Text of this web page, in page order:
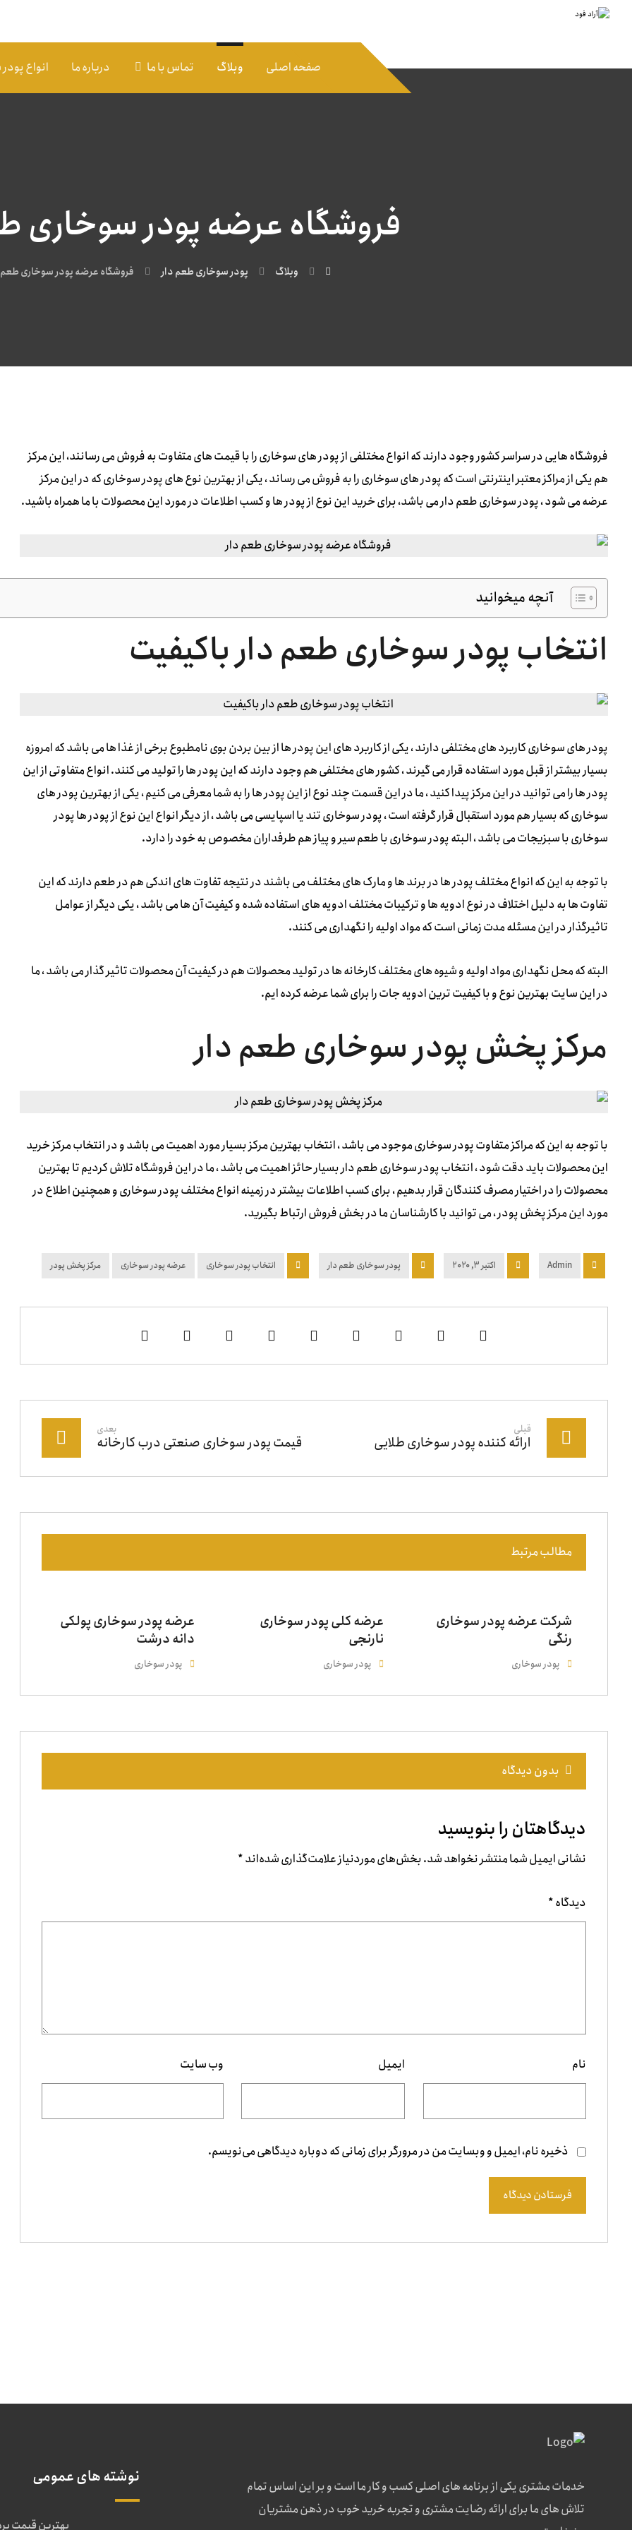
صفحه اصلی وبلاگ تماس با ما درباره ما انواع
فروشگاه عرضه پودر سوخاری
وبلاگ پودر سوخاری طعم دار فروشگاه عرضه پودر سوخاری طعم
فروشگاه هایی در سراسر کشور وجود دارند که انواع مختلفی از پودر های سوخاری را با قیمت های متفاوت به فروش می رسانند، این مرکز
هم یکی از مراکز معتبر اینترنتی است که پودر های سوخاری را به فروش می رساند ، یکی از بهترین نوع های پودر سوخاری که در این مرکز
عرضه می شود ، پودر سوخاری طعم دار می باشد، برای خرید این نوع از پودر ها و کسب اطلاعات در مورد این محصولات با ما همراه باشید.
آنچه میخوانید
انتخاب پودر سوخاری طعم دار باکیفیت
پودر های سوخاری کاربرد های مختلفی دارند ، یکی از کاربرد های این پودر ها از بین بردن بوی نامطبوع برخی از غذا ها می باشد که امروزه
بسیار بیشتر از قبل مورد استفاده قرار می گیرند ، کشور های مختلفی هم وجود دارند که این پودر ها را تولید می کنند. انواع متفاوتی از این
پودر ها را می توانید در این مرکز پیدا کنید ، ما در این قسمت چند نوع از این پودر ها را به شما معرفی می کنیم ، یکی از بهترین پودر های
سوخاری که بسیار هم مورد استقبال قرار گرفته است ، پودر سوخاری تند یا اسپایسی می باشد ، از دیگر انواع این نوع از پودر ها پودر
سوخاری با سبزیجات می باشد ، البته پودر سوخاری با طعم سیر و پیاز هم طرفداران مخصوص به خود را دارد.
با توجه به این که انواع مختلف پودر ها در برند ها و مارک های مختلف می باشند در نتیجه تفاوت های اندکی هم در طعم دارند که این
تفاوت ها به دلیل اختلاف در نوع ادویه ها و ترکیبات مختلف ادویه های استفاده شده و کیفیت آن ها می باشد ، یکی دیگر از عوامل
تاثیرگذار در این مسئله مدت زمانی است که مواد اولیه را نگهداری می کنند.
البته که محل نگهداری مواد اولیه و شیوه های مختلف کارخانه ها در تولید محصولات هم در کیفیت آن محصولات تاثیر گذار می باشد ، ما
در این سایت بهترین نوع و با کیفیت ترین ادویه جات را برای شما عرضه کرده ایم.
مرکز پخش پودر سوخاری طعم دار
با توجه به این که مراکز متفاوت پودر سوخاری موجود می باشد ، انتخاب بهترین مرکز بسیار مورد اهمیت می باشد و در انتخاب مرکز خرید
این محصولات باید دقت شود ، انتخاب پودر سوخاری طعم دار بسیار حائز اهمیت می باشد ، ما در این فروشگاه تلاش کردیم تا بهترین
محصولات را در اختیار مصرف کنندگان قرار بدهیم ، برای کسب اطلاعات بیشتر در زمینه انواع مختلف پودر سوخاری و همچنین اطلاع در
مورد این مرکز پخش پودر ، می توانید با کارشناسان ما در بخش فروش ارتباط بگیرید.
Admin اکتبر ۳, ۲۰۲۰ پودر سوخاری طعم دار انتخاب پودر سوخاری عرضه پودر سوخاری مرکز پخش پودر
قبلی
ارائه کننده پودر سوخاری طلایی
بعدی
قیمت پودر سوخاری صنعتی درب کارخانه
مطالب مرتبط
شرکت عرضه پودر سوخاری
رنگی
پودر سوخاری
عرضه کلی پودر سوخاری
نارنجی
پودر سوخاری
عرضه پودر سوخاری پولکی
دانه درشت
پودر سوخاری
بدون دیدگاه
دیدگاهتان را بنویسید
نشانی ایمیل شما منتشر نخواهد شد.بخش‌های موردنیاز علامت‌گذاری شده‌اند*
دیدگاه*
نام ایمیل وب‌ سایت
ذخیره نام، ایمیل و وبسایت من در مرورگر برای زمانی که دوباره دیدگاهی می‌نویسم.
فرستادن دیدگاه
خدمات مشتری یکی از برنامه های اصلی کسب و کار ما است و بر این اساس تمام
تلاش های ما برای ارائه رضایت مشتری و تجربه خرید خوب در ذهن مشتریان
نوشته های عمومی